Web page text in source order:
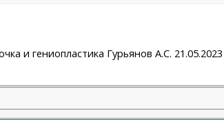
и гениопластика Гурьянов А.С. 21.05.2023